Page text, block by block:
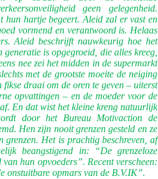
geen gelegenheid.
hun hartje begeert. Aleid zal er vast en
vormend en verantwoord is. Helaas
Aleid beschrijft nauwkeurig hoe het
is opgegroeid, die alles kreeg,
nee zei het midden in de supermarkt
met de grootste moeite de neiging
draai om de oren te geven – uiterst
opvattingen – en de moeder voor de
En dat wist het kleine kreng natuurlijk
door het Bureau Motivaction de
Hen zijn nooit grenzen gesteld en ze
grenzen. Het is prachtig beschreven, af
beangstigend in: “De grenzeloze
hun opvoeders”. Recent verscheen:
onstuitbare opmars van de B.V.IK”.